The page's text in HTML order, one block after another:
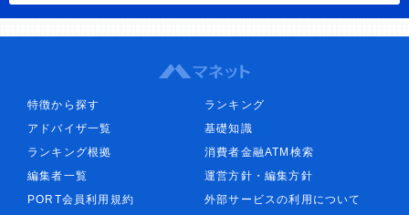
特徴から探す
ランキング
アドバイザ一覧
基礎知識
ランキング根拠
消費者金融ATM検索
編集者一覧
運営方針・編集方針
PORT会員利用規約
外部サービスの利用について